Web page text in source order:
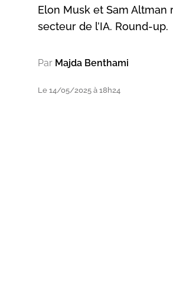
Elon Musk et Sam
secteur de l’IA. Round-up.
Par Majda Benthami
Le 14/05/2025 à 18h24